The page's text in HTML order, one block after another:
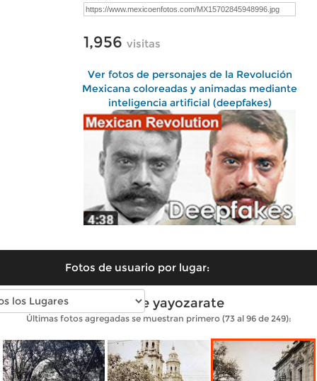
1,956 visitas
Ver fotos de personajes de la Revolución
Mexicana coloreadas y animadas mediante
inteligencia artificial (deepfakes)
Fotos de usuario por lugar:
Fotos de yayozarate
Últimas fotos agregadas se muestran primero (73 al 96 de 249):